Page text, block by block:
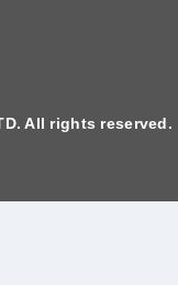
All rights reserved.